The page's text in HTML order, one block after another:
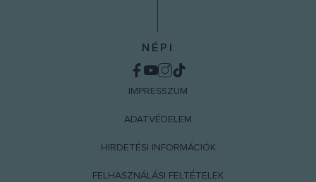
NÉPI
IMPRESSZUM
ADATVÉDELEM
HIRDETÉSI INFORMÁCIÓK
FELHASZNÁLÁSI FELTÉTELEK